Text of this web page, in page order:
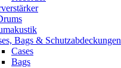
Bags & Schutzabdeckungen
Cases
Bags